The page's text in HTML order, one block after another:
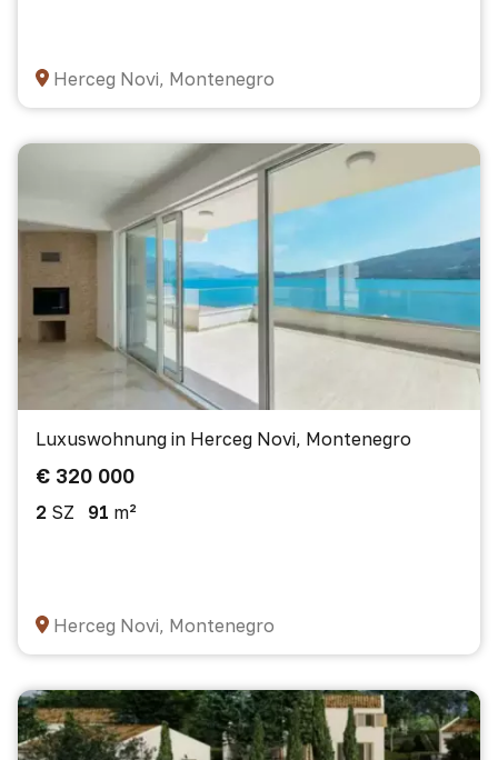
Herceg Novi, Montenegro
Luxuswohnung in Herceg Novi, Montenegro
€ 320 000
2 SZ 91 m²
Herceg Novi, Montenegro